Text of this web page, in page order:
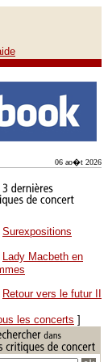
06 ao�t 2026
Surexpositions
Lady Macbeth en
Retour vers le futur II
les concerts ]